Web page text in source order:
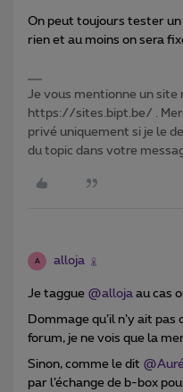
On peut toujours tester un
rien et au moins on sera
Je vous mentionne un site
https://sites.bipt.be/ .
privé uniquement si je le
du topic dans votre
A alloja
Je taggue @alloja au cas
Dommage qu’il n’y ait
forum, je ne vois que la
Sinon, comme le dit
par l’échange de b-box